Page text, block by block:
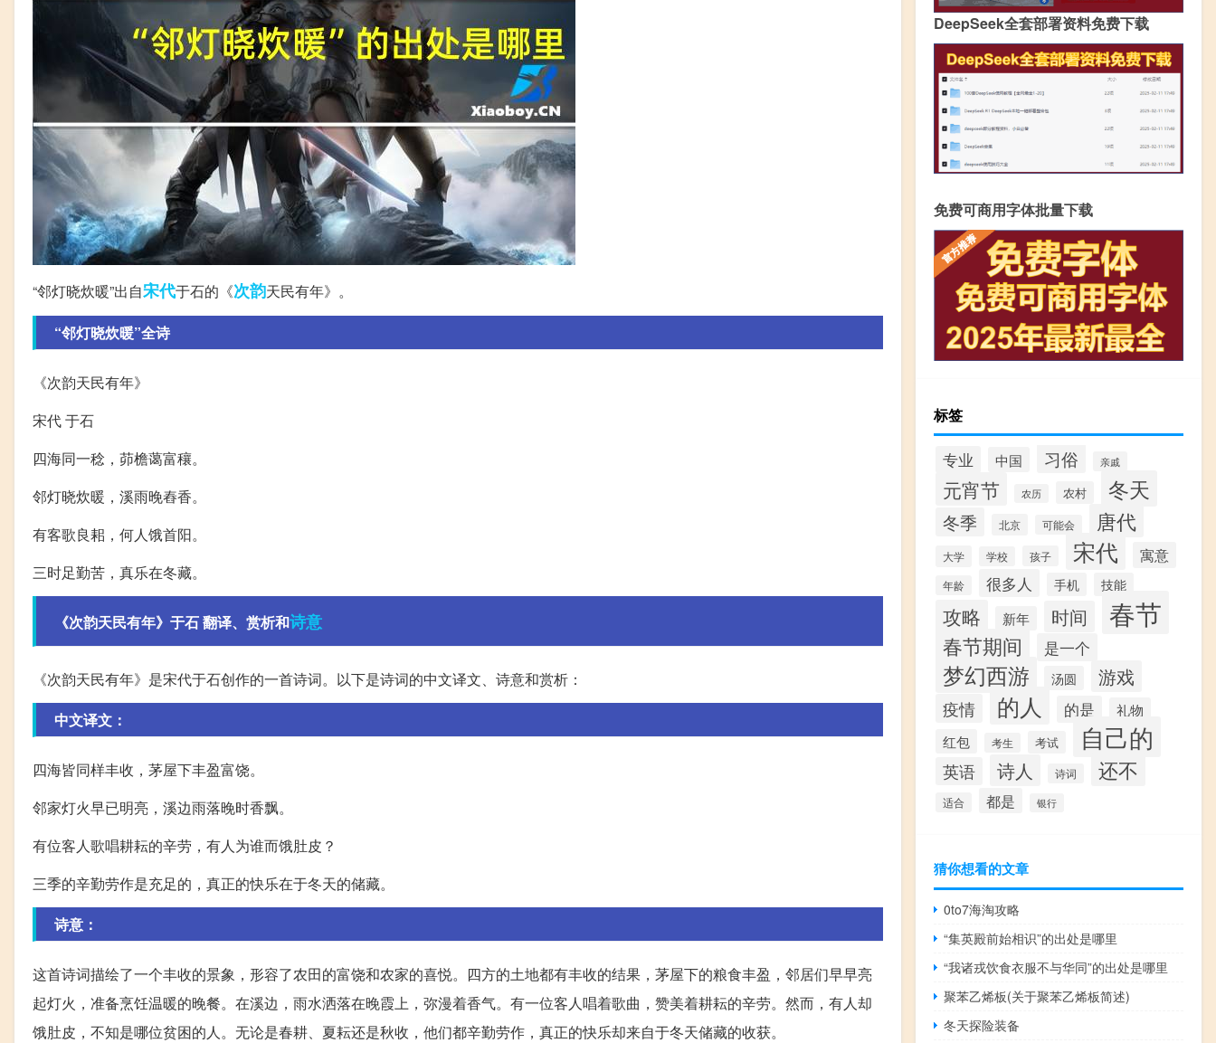
“邻灯晓炊暖”出自宋代于石的《次韵天民有年》。
“邻灯晓炊暖”全诗
《次韵天民有年》
宋代 于石
四海同一稔，茆檐蔼富穰。
邻灯晓炊暖，溪雨晚舂香。
有客歌良耜，何人饿首阳。
三时足勤苦，真乐在冬藏。
《次韵天民有年》于石 翻译、赏析和诗意
《次韵天民有年》是宋代于石创作的一首诗词。以下是诗词的中文译文、诗意和赏析：
中文译文：
四海皆同样丰收，茅屋下丰盈富饶。
邻家灯火早已明亮，溪边雨落晚时香飘。
有位客人歌唱耕耘的辛劳，有人为谁而饿肚皮？
三季的辛勤劳作是充足的，真正的快乐在于冬天的储藏。
诗意：
这首诗词描绘了一个丰收的景象，形容了农田的富饶和农家的喜悦。四方的土地都有丰收的结果，茅屋下的粮食丰盈，邻居们早早亮
起灯火，准备烹饪温暖的晚餐。在溪边，雨水洒落在晚霞上，弥漫着香气。有一位客人唱着歌曲，赞美着耕耘的辛劳。然而，有人却
饿肚皮，不知是哪位贫困的人。无论是春耕、夏耘还是秋收，他们都辛勤劳作，真正的快乐却来自于冬天储藏的收获。
DeepSeek全套部署资料免费下载
免费可商用字体批量下载
标签
专业 中国 习俗 亲戚
元宵节 农历 农村 冬天
冬季 北京 可能会 唐代
大学 学校 孩子 宋代 寓意
年龄 很多人 手机 技能
攻略 新年 时间 春节
春节期间 是一个
梦幻西游 汤圆 游戏
疫情 的人 的是
礼物
红包
考生 考试 自己的
英语 诗人 诗词 还不
适合 都是 银行
猜你想看的文章
0to7海淘攻略
“集英殿前始相识”的出处是哪里
“我诸戎饮食衣服不与华同”的出处是哪里
聚苯乙烯板(关于聚苯乙烯板简述)
冬天探险装备